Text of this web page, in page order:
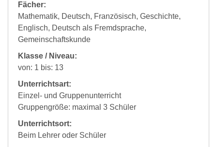
Fächer:
Mathematik, Deutsch, Französisch, Geschichte,
Englisch, Deutsch als Fremdsprache,
Gemeinschaftskunde
Klasse / Niveau:
von: 1 bis: 13
Unterrichtsart:
Einzel- und Gruppenunterricht
Gruppengröße: maximal 3 Schüler
Unterrichtsort:
Beim Lehrer oder Schüler